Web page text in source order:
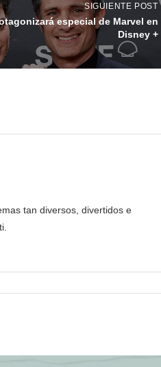
SIGUIENTE POST
especial de Marvel en
Disney +
tan diversos, divertidos e